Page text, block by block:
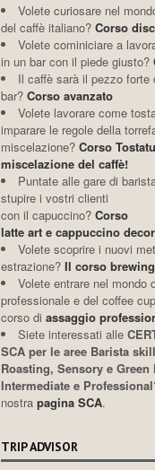
Volete curiosare nel
del caffè italiano?Corso
Volete cominiciare a
in un bar con il piede giusto?
Il caffè sarà il pezzo forte
bar? Corso avanzato
Volete lavorare come
imparare le regole della
miscelazione? Corso
miscelazione del caffè!
Puntate alle gare di
stupire i vostri clienti
con il capuccino? Corso
latte art e cappuccino
Volete scoprire i nuovi
estrazione? Il corso
Volete entrare nel mondo
professionale e del coffee
corso di assaggio
Siete interessati alle
SCA per le aree Barista
Roasting, Sensory e
Intermediate e Professional
nostra pagina SCA.
TRIP ADVISOR